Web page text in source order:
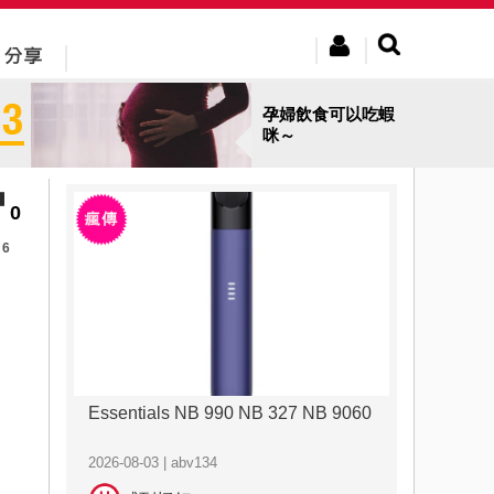
孕婦飲食可以吃蝦
咪～
0
6
Essentials NB 990 NB 327 NB 9060
2026-08-03 | abv134